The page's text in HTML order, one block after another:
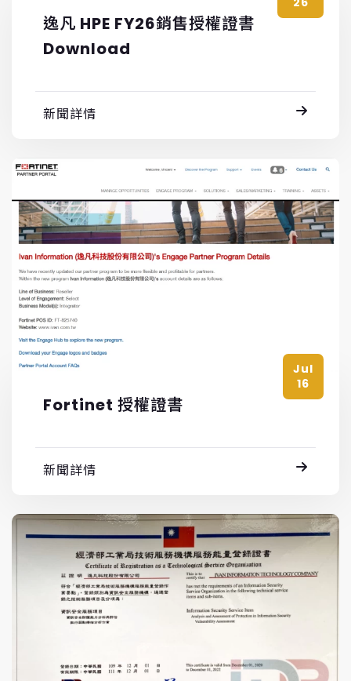
逸凡 HPE FY26銷售授權證書
Download
新聞詳情
Jul
16
Fortinet 授權證書
新聞詳情